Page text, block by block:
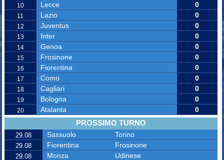
10 Lecce 0
11 Lazio 0
12 Juventus 0
13 Inter 0
14 Genoa 0
15 Frosinone 0
16 Fiorentina 0
17 Como 0
18 Cagliari 0
19 Bologna 0
20 Atalanta 0
PROSSIMO TURNO
29.08 Sassuolo Torino
29.08 Fiorentina Frosinone
29.08 Monza Udinese